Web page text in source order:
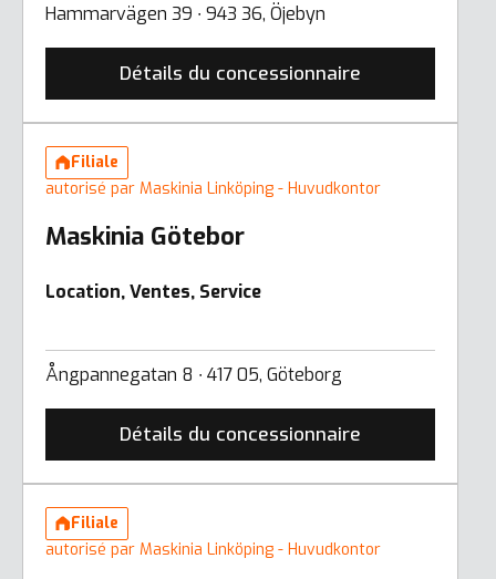
Hammarvägen 39 ∙ 943 36, Öjebyn
Détails du concessionnaire
Filiale
autorisé par Maskinia Linköping - Huvudkontor
Maskinia Götebor
Location, Ventes, Service
Ångpannegatan 8 ∙ 417 05, Göteborg
Détails du concessionnaire
Filiale
autorisé par Maskinia Linköping - Huvudkontor